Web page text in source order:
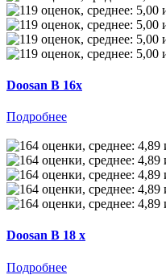
Doosan B 16x
Подробнее
Doosan B 18 x
Подробнее